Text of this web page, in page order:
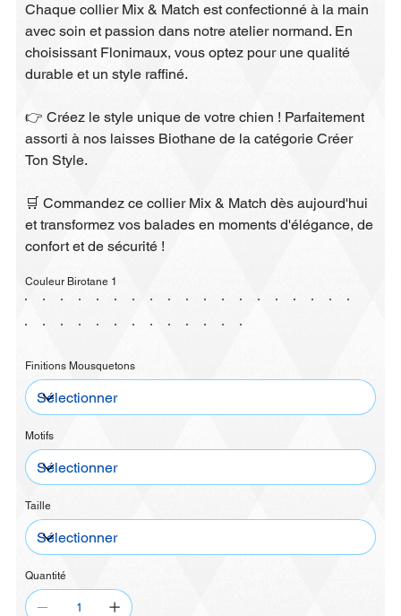
Chaque collier Mix & Match est confectionné à la main
avec soin et passion dans notre atelier normand. En
choisissant Flonimaux, vous optez pour une qualité
durable et un style raffiné.
👉 Créez le style unique de votre chien ! Parfaitement
assorti à nos laisses Biothane de la catégorie Créer
Ton Style.
🛒 Commandez ce collier Mix & Match dès aujourd'hui
et transformez vos balades en moments d'élégance, de
confort et de sécurité !
Couleur Birotane 1
Finitions Mousquetons
Motifs
Taille
Quantité